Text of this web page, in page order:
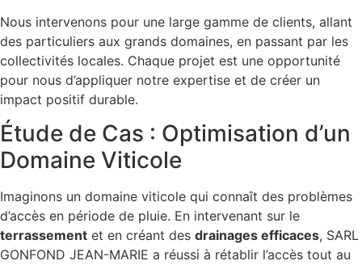
Nous intervenons pour une large gamme de clients, allant
des particuliers aux grands domaines, en passant par les
collectivités locales. Chaque projet est une opportunité
pour nous d’appliquer notre expertise et de créer un
impact positif durable.
Étude de Cas : Optimisation d’un
Domaine Viticole
Imaginons un domaine viticole qui connaît des problèmes
d’accès en période de pluie. En intervenant sur le
terrassement et en créant des drainages efficaces, SARL
GONFOND JEAN-MARIE a réussi à rétablir l’accès tout au